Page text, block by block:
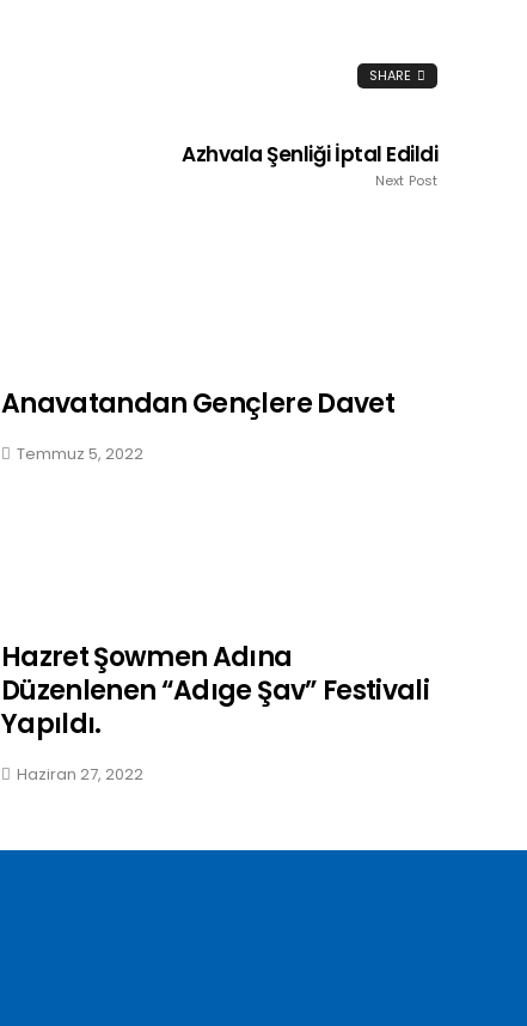
SHARE
Azhvala Şenliği İptal Edildi
Next Post
Anavatandan Gençlere Davet
Temmuz 5, 2022
Hazret Şowmen Adına
Düzenlenen “Adıge Şav” Festivali
Yapıldı.
Haziran 27, 2022